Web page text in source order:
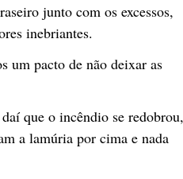
junto com os excessos,
inebriantes.
um pacto de não deixar as
que o incêndio se redobrou,
a lamúria por cima e nada